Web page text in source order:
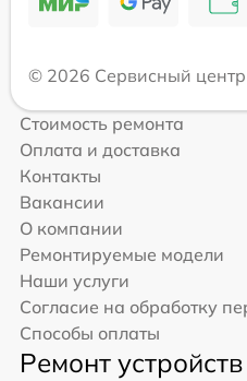
© 2026 Сервисный центр
Стоимость ремонта
Оплата и доставка
Контакты
Вакансии
О компании
Ремонтируемые модели
Наши услуги
Согласие на обработку
Способы оплаты
Ремонт устройств